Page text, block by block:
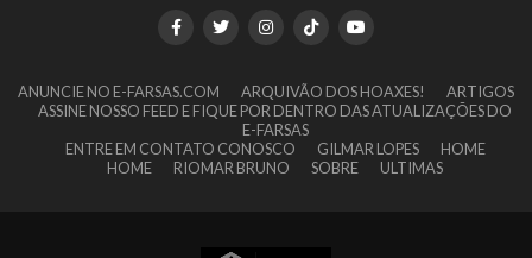
ANUNCIE NO E-FARSAS.COM ARQUIVÃO DOS HOAXES!
ARTIGOS
ASSINE NOSSO FEED E FIQUE POR DENTRO DAS ATUALIZAÇÕES DO
E-FARSAS
ENTRE EM CONTATO CONOSCO
GILMAR LOPES
HOME
HOME
RIOMAR BRUNO SOBRE ULTIMAS